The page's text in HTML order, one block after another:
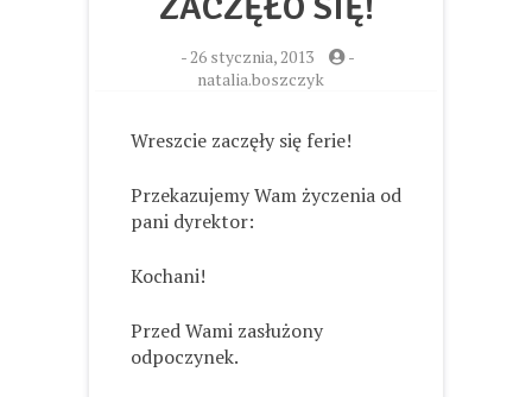
-26 stycznia, 2013
-
natalia.boszczyk
Wreszcie zaczęły się ferie!
Przekazujemy Wam życzenia od
pani dyrektor:
Kochani!
Przed Wami zasłużony
odpoczynek.